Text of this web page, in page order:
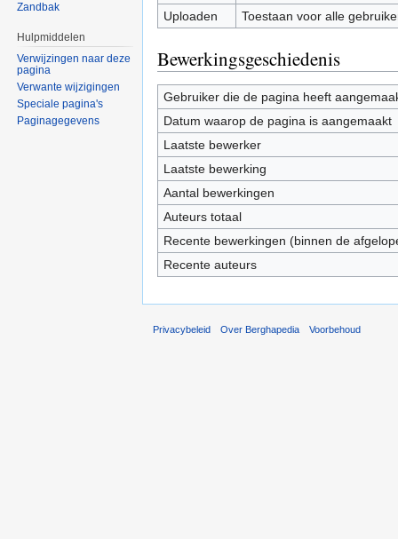
Uploaden
Toestaan voor alle
Bewerkingsgeschiedenis
Gebruiker die de pagina heeft
Datum waarop de pagina is aangemaakt
Laatste bewerker
Laatste bewerking
Aantal bewerkingen
Auteurs totaal
Recente bewerkingen (binnen de
Recente auteurs
Zandbak
Hulpmiddelen
Verwijzingen naar deze
pagina
Verwante wijzigingen
Speciale pagina's
Paginagegevens
Privacybeleid Over Berghapedia Voorbehoud